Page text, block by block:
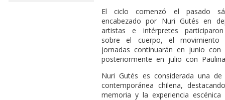
El ciclo comenzó el pasado
encabezado por Nuri Gutés en
artistas e intérpretes
sobre el cuerpo, el movimiento
jornadas continuarán en junio
posteriormente en julio con
Nuri Gutés es considerada una
contemporánea chilena,
memoria y la experiencia